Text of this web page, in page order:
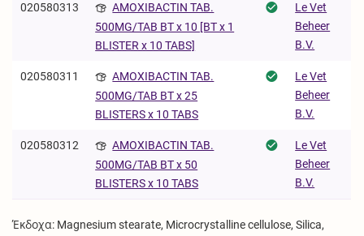
020580313
AMOXIBACTIN TAB.
500MG/TAB BT x 10 [BT x 1
BLISTER x 10 TABS]
Le Vet
Beheer
B.V.
020580311
AMOXIBACTIN TAB.
500MG/TAB BT x 25
BLISTERS x 10 TABS
Le Vet
Beheer
B.V.
020580312
AMOXIBACTIN TAB.
500MG/TAB BT x 50
BLISTERS x 10 TABS
Le Vet
Beheer
B.V.
Έκδοχα: Magnesium stearate, Microcrystalline cellulose, Silica,